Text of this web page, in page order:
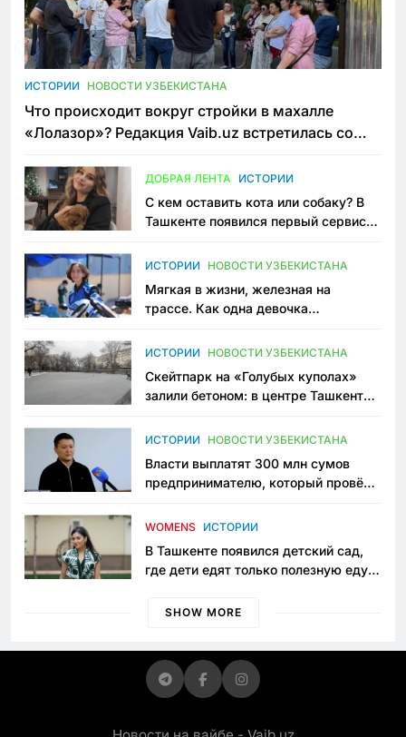
ИСТОРИИ НОВОСТИ УЗБЕКИСТАНА
Что происходит вокруг стройки в махалле
«Лолазор»? Редакция Vaib.uz встретилась со
ДОБРАЯ ЛЕНТА ИСТОРИИ
С кем оставить кота или собаку? В
Ташкенте появился первый сервис
ИСТОРИИ НОВОСТИ УЗБЕКИСТАНА
Мягкая в жизни, железная на
трассе. Как одна девочка
Узбекистане
ИСТОРИИ НОВОСТИ УЗБЕКИСТАНА
Скейтпарк на «Голубых куполах»
залили бетоном: в центре Ташкента
пространство
ИСТОРИИ НОВОСТИ УЗБЕКИСТАНА
Власти выплатят 300 млн сумов
предпринимателю, который провёл
приговору
WOMENS ИСТОРИИ
В Ташкенте появился детский сад,
где дети едят только полезную еду.
просить «кашу без сахара»
SHOW MORE